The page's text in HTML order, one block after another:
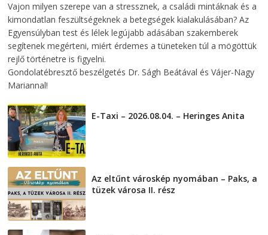
Vajon milyen szerepe van a stressznek, a családi mintáknak és a
kimondatlan feszültségeknek a betegségek kialakulásában? Az
Egyensúlyban test és lélek legújabb adásában szakemberek
segítenek megérteni, miért érdemes a tüneteken túl a mögöttük
rejlő történetre is figyelni.
Gondolatébresztő beszélgetés Dr. Ságh Beátával és Vájer-Nagy
Mariannal!
E-Taxi – 2026.08.04. – Heringes Anita
Az eltűnt városkép nyomában – Paks, a
tüzek városa II. rész